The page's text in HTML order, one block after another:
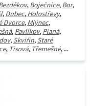
, Boječnice, Bor,
, Dubec, Holostřevy,
Dvorce, Mlýnec,
, Pavlíkov, Planá,
, Skviřín, Staré
, Tisová, Třemešné, ...